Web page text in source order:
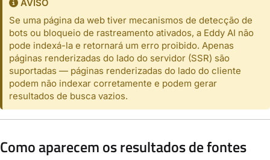
AVISO
Se uma página da web tiver mecanismos de detecção de
bots ou bloqueio de rastreamento ativados, a Eddy AI não
pode indexá-la e retornará um erro proibido. Apenas
páginas renderizadas do lado do servidor (SSR) são
suportadas — páginas renderizadas do lado do cliente
podem não indexar corretamente e podem gerar
resultados de busca vazios.
Como aparecem os resultados de fontes